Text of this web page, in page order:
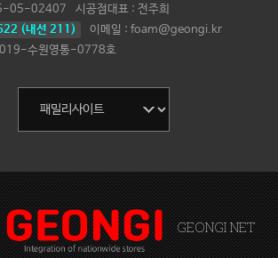
05-02407 시공점대표 : 전주희
(내선 211)
이메일 : foam@geongi.kr
수원영통-0778호
GEONGI NET